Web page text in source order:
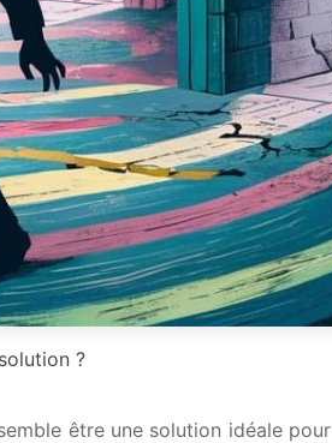
?
être une solution idéale pour